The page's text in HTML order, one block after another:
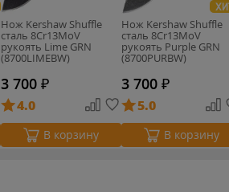
Нож Kershaw Shuffle
cталь 8Cr13MoV
рукоять Lime GRN
(8700LIMEBW)
3 700 ₽
4.0
В корзину
Нож Kershaw Shuffle
cталь 8Cr13MoV
рукоять Purple GRN
(8700PURBW)
3 700 ₽
5.0
В корзину